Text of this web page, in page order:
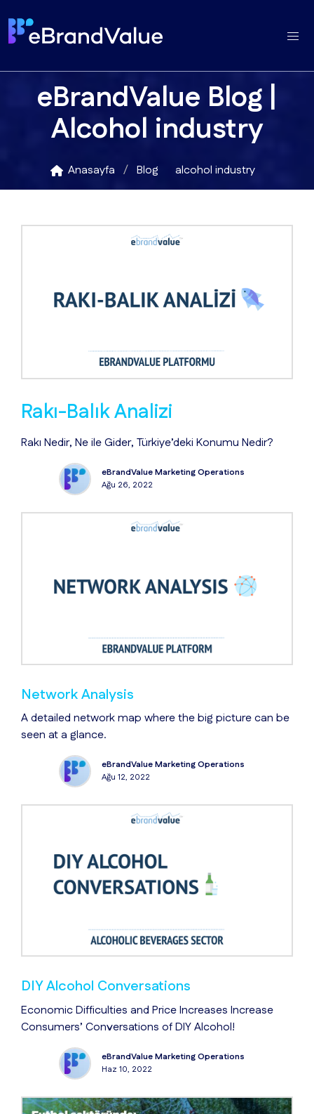
eBrandValue Blog |
Alcohol industry
Anasayfa Blog alcohol industry
Rakı-Balık Analizi
Rakı Nedir, Ne ile Gider, Türkiye’deki Konumu Nedir?
eBrandValue Marketing Operations
Ağu 26, 2022
Network Analysis
A detailed network map where the big picture can be
seen at a glance.
eBrandValue Marketing Operations
Ağu 12, 2022
DIY Alcohol Conversations
Economic Difficulties and Price Increases Increase
Consumers’ Conversations of DIY Alcohol!
eBrandValue Marketing Operations
Haz 10, 2022